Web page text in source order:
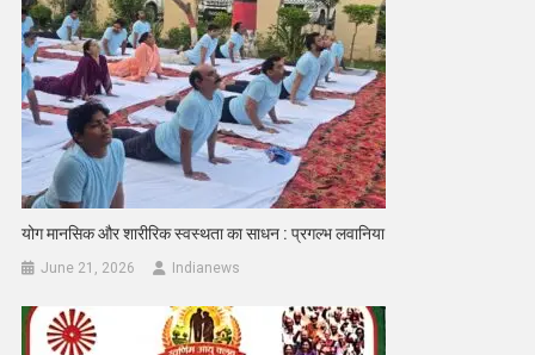
योग मानसिक और शारीरिक स्वस्थता का साधन : प्रगल्भ लवानिया
June 21, 2026 Indianews